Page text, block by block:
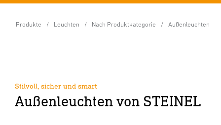
Produkte Leuchten Nach Produktkategorie Außenleuchten
Stilvoll, sicher und smart
Außenleuchten von STEINEL